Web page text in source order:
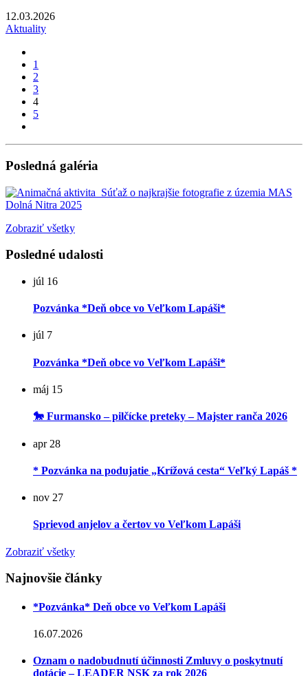
12.03.2026
Aktuality
1
2
3
4
5
Posledná galéria
Zobraziť všetky
Posledné udalosti
júl 16
Pozvánka *Deň obce vo Veľkom Lapáši*
júl 7
Pozvánka *Deň obce vo Veľkom Lapáši*
máj 15
🐎 Furmansko – pilčícke preteky – Majster ranča 2026
apr 28
* Pozvánka na podujatie „Krížová cesta“ Veľký Lapáš *
nov 27
Sprievod anjelov a čertov vo Veľkom Lapáši
Zobraziť všetky
Najnovšie články
*Pozvánka* Deň obce vo Veľkom Lapáši
16.07.2026
Oznam o nadobudnutí účinnosti Zmluvy o poskytnutí
dotácie – LEADER NSK za rok 2026